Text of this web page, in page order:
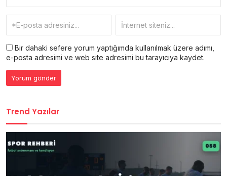
Bir dahaki sefere yorum yaptığımda kullanılmak üzere adımı,
e-posta adresimi ve web site adresimi bu tarayıcıya kaydet.
Trend Yazılar